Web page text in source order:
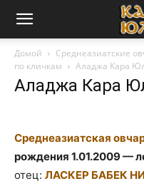
Домой Среднеазиатские
по кличкам
Аладжа Кара
Аладжа Кара
Среднеазиатская
рождения 1.01.2009 —
отец: ЛАСКЕР БАБЕК